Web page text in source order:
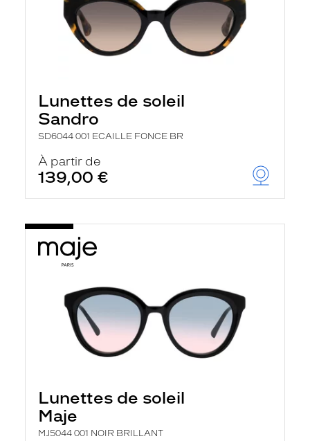
Lunettes de soleil
Sandro
SD6044 001 ECAILLE FONCE BR
À partir de
139,00 €
Lunettes de soleil
Maje
MJ5044 001 NOIR BRILLANT